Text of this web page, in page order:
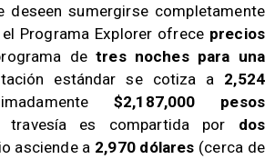
deseen sumergirse completamente
Programa Explorer ofrece precios
detres noches para una
estándar se cotiza a 2,524
$2,187,000 pesos
es compartida por dos
asciende a 2,970 dólares (cerca de